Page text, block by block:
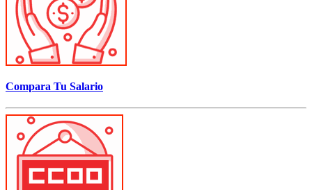
Compara Tu Salario